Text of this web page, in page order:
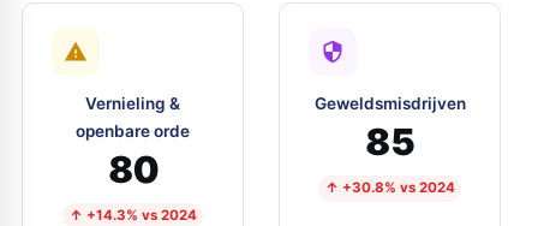
Vernieling &
openbare orde
80
↑ +14.3% vs 2024
Geweldsmisdrijven
85
↑ +30.8% vs 2024